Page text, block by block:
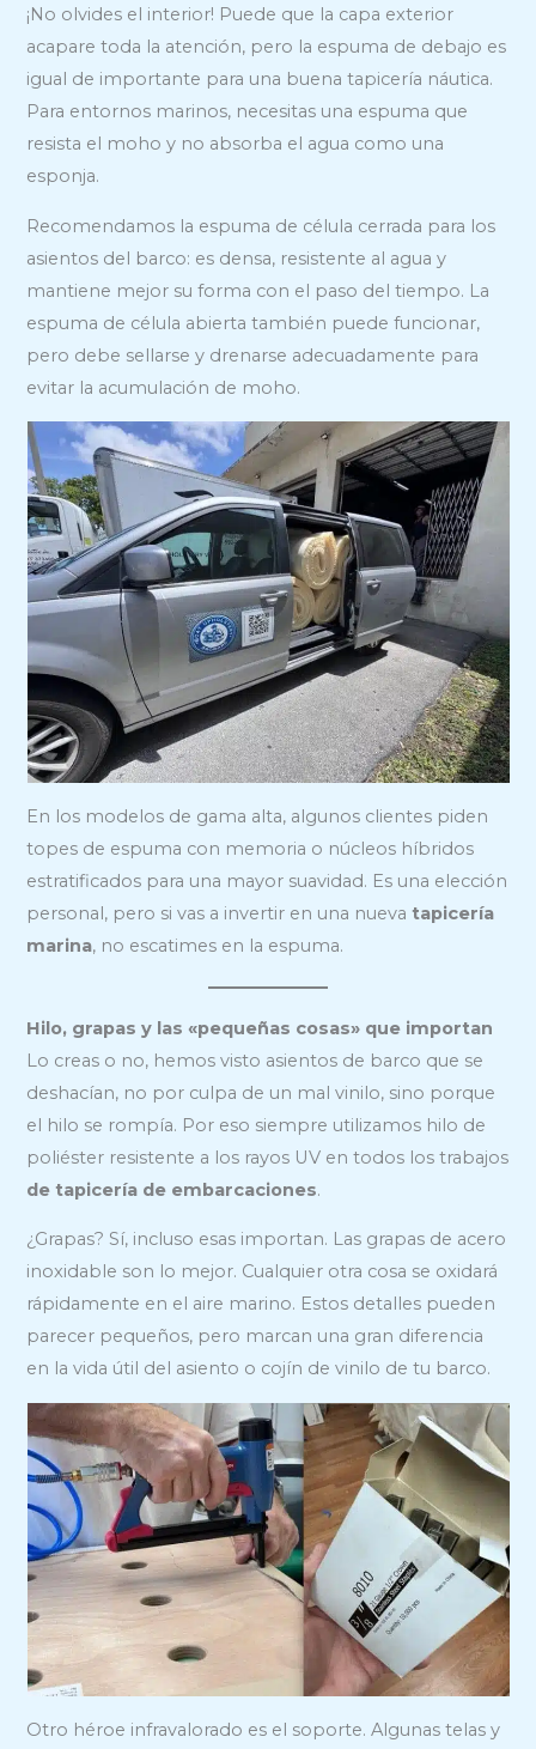
¡No olvides el interior! Puede que la capa exterior
acapare toda la atención, pero la espuma de debajo es
igual de importante para una buena tapicería náutica.
Para entornos marinos, necesitas una espuma que
resista el moho y no absorba el agua como una
esponja.
Recomendamos la espuma de célula cerrada para los
asientos del barco: es densa, resistente al agua y
mantiene mejor su forma con el paso del tiempo. La
espuma de célula abierta también puede funcionar,
pero debe sellarse y drenarse adecuadamente para
evitar la acumulación de moho.
En los modelos de gama alta, algunos clientes piden
topes de espuma con memoria o núcleos híbridos
estratificados para una mayor suavidad. Es una elección
personal, pero si vas a invertir en una nuevatapicería
marina, no escatimes en la espuma.
Hilo, grapas y las «pequeñas cosas» que importan
Lo creas o no, hemos visto asientos de barco que se
deshacían, no por culpa de un mal vinilo, sino porque
el hilo se rompía. Por eso siempre utilizamos hilo de
poliéster resistente a los rayos UV en todos los trabajos
de tapicería de embarcaciones.
¿Grapas? Sí, incluso esas importan. Las grapas de acero
inoxidable son lo mejor. Cualquier otra cosa se oxidará
rápidamente en el aire marino. Estos detalles pueden
parecer pequeños, pero marcan una gran diferencia
en la vida útil del asiento o cojín de vinilo de tu barco.
Otro héroe infravalorado es el soporte. Algunas telas y